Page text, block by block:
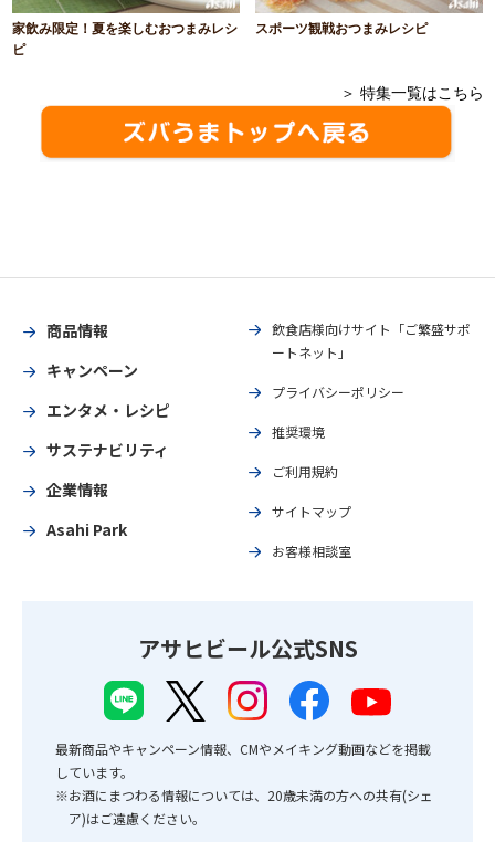
家飲み限定！夏を楽しむおつまみレシ
ピ
スポーツ観戦おつまみレシピ
＞ 特集一覧はこちら
商品情報
キャンペーン
エンタメ・レシピ
サステナビリティ
企業情報
Asahi Park
飲食店様向けサイト「ご繁盛サポ
ートネット」
プライバシーポリシー
推奨環境
ご利用規約
サイトマップ
お客様相談室
アサヒビール公式SNS
最新商品やキャンペーン情報、CMやメイキング動画などを掲載
しています。
※お酒にまつわる情報については、20歳未満の方への共有(シェ
ア)はご遠慮ください。